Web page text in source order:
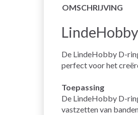
OMSCHRIJVING
De LindeHobby D-
perfect voor het
Toepassing
De LindeHobby D-
vastzetten van